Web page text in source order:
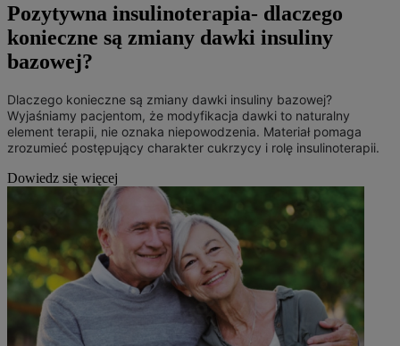
Pozytywna insulinoterapia- dlaczego
konieczne są zmiany dawki insuliny
bazowej?
Dlaczego konieczne są zmiany dawki insuliny bazowej?
Wyjaśniamy pacjentom, że modyfikacja dawki to naturalny
element terapii, nie oznaka niepowodzenia. Materiał pomaga
zrozumieć postępujący charakter cukrzycy i rolę insulinoterapii.
Dowiedz się więcej